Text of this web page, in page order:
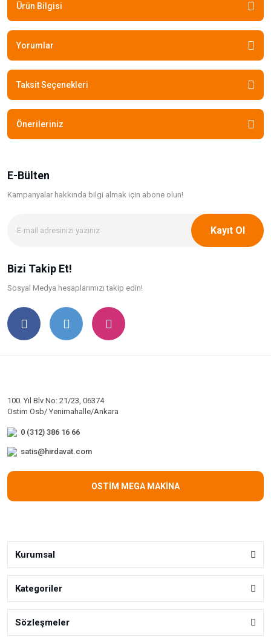
Ürün Bilgisi
Yorumlar
Taksit Seçenekleri
Önerileriniz
E-Bülten
Kampanyalar hakkında bilgi almak için abone olun!
Kayıt Ol
Bizi Takip Et!
Sosyal Medya hesaplarımızı takip edin!
100. Yıl Blv No: 21/23, 06374
Ostim Osb/ Yenimahalle/Ankara
0 (312) 386 16 66
satis@hirdavat.com
OSTİM MEGA MAKİNA
Kurumsal
Kategoriler
Sözleşmeler